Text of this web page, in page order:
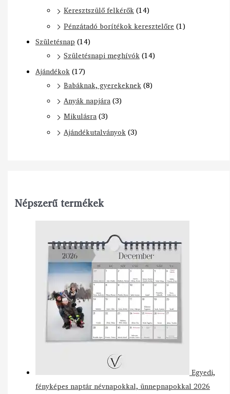
Keresztszülő felkérők(14)
Pénzátadó borítékok keresztelőre (1)
Születésnap (14)
Születésnapi meghívók(14)
Ajándékok(17)
Babáknak, gyerekeknek(8)
Anyák napjára(3)
Mikulásra(3)
Ajándékutalványok(3)
Népszerű termékek
Egyedi,
fényképes naptár névnapokkal, ünnepnapokkal 2026